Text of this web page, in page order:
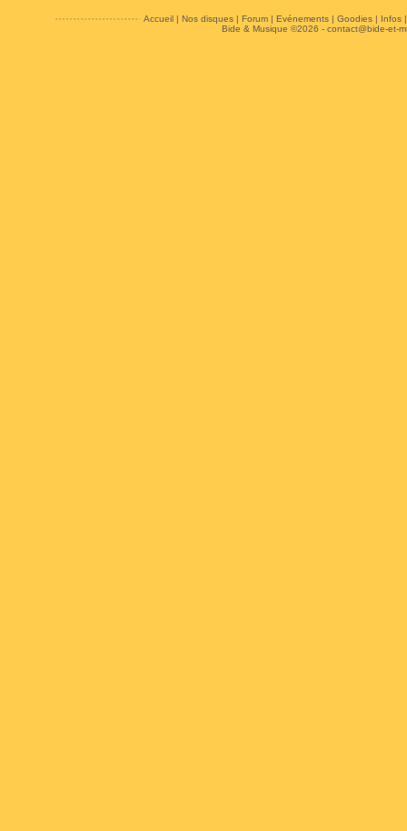
Accueil| Nos disques| Forum| Evénements| Goodies| Infos
Bide & Musique ©2026 - contact@bide-et-